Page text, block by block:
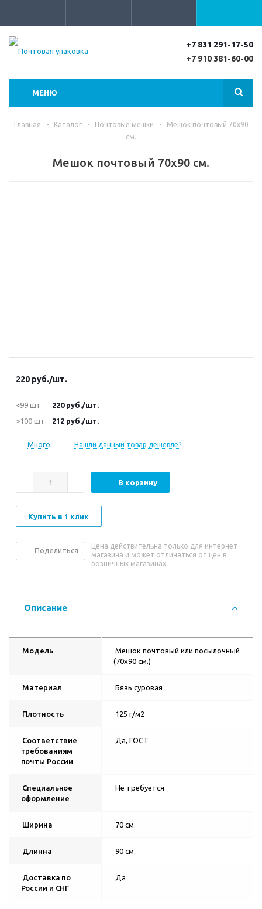
+7 831 291-17-50
+7 910 381-60-00
МЕНЮ
Главная - Каталог - Почтовые мешки -
Мешок почтовый 70х90
см.
Мешок почтовый 70х90 см.
220 руб./шт.
<99 шт. 220руб./шт.
>100 шт.
212 руб./шт.
Много Нашли данный товар дешевле?
В корзину
Купить в 1 клик
Поделиться
Цена действительна только для интернет-
магазина и может отличаться от цен в
розничных магазинах
Описание
Модель
Мешок почтовый или посылочный
(70х90 см.)
Материал Бязь суровая
Плотность 125 г/м2
Соответствие
требованиям
почты России
Да, ГОСТ
Специальное
оформление
Не требуется
Ширина 70 см.
Длинна 90 см.
Доставка по
России и СНГ
Да